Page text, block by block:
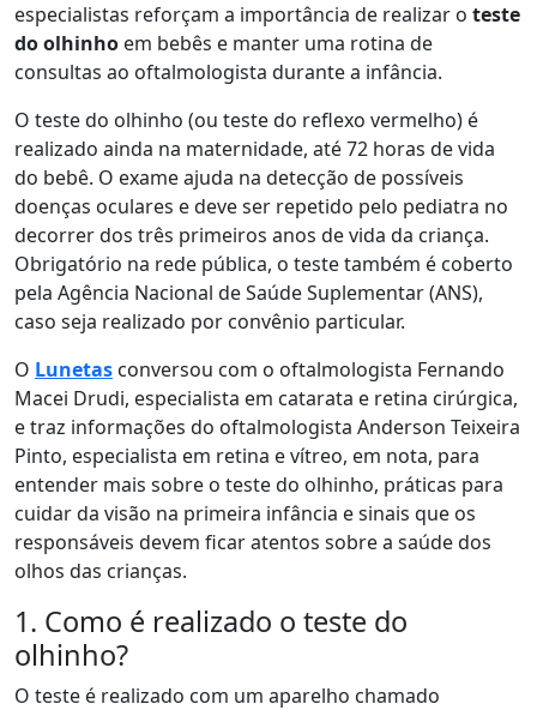
especialistas reforçam a importância de realizar o teste
do olhinho em bebês e manter uma rotina de
consultas ao oftalmologista durante a infância.
O teste do olhinho (ou teste do reflexo vermelho) é
realizado ainda na maternidade, até 72 horas de vida
do bebê. O exame ajuda na detecção de possíveis
doenças oculares e deve ser repetido pelo pediatra no
decorrer dos três primeiros anos de vida da criança.
Obrigatório na rede pública, o teste também é coberto
pela Agência Nacional de Saúde Suplementar (ANS),
caso seja realizado por convênio particular.
O Lunetas conversou com o oftalmologista Fernando
Macei Drudi, especialista em catarata e retina cirúrgica,
e traz informações do oftalmologista Anderson Teixeira
Pinto, especialista em retina e vítreo, em nota, para
entender mais sobre o teste do olhinho, práticas para
cuidar da visão na primeira infância e sinais que os
responsáveis devem ficar atentos sobre a saúde dos
olhos das crianças.
1. Como é realizado o teste do
olhinho?
O teste é realizado com um aparelho chamado